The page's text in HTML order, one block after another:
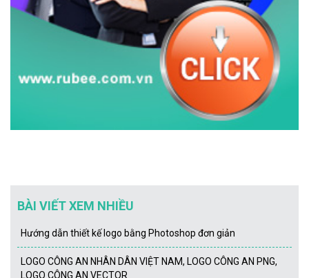
BÀI VIẾT XEM NHIỀU
Hướng dẫn thiết kế logo bằng Photoshop đơn giản
LOGO CÔNG AN NHÂN DÂN VIỆT NAM, LOGO CÔNG AN PNG,
LOGO CÔNG AN VECTOR